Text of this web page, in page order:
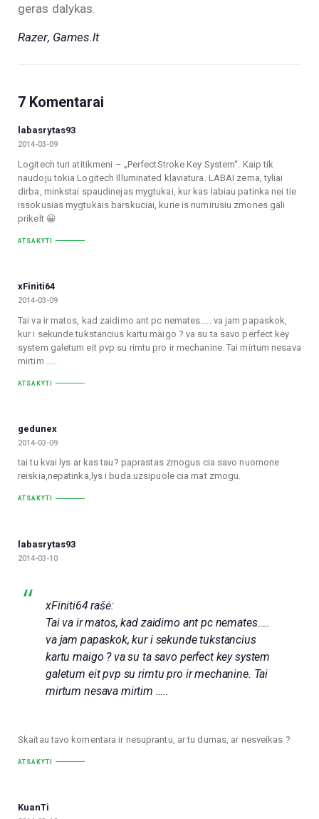
geras dalykas.
Razer, Games.lt
7 Komentarai
labasrytas93
2014-03-09
Logitech turi atitikmeni – „PerfectStroke Key System“. Kaip tik
naudoju tokia Logitech Illuminated klaviatura. LABAI zema, tyliai
dirba, minkstai spaudinejas mygtukai, kur kas labiau patinka nei tie
issokusias mygtukais barskuciai, kurie is numirusiu zmones gali
prikelt 😀
ATSAKYTI
xFiniti64
2014-03-09
Tai va ir matos, kad zaidimo ant pc nemates….. va jam papaskok,
kur i sekunde tukstancius kartu maigo ? va su ta savo perfect key
system galetum eit pvp su rimtu pro ir mechanine. Tai mirtum nesava
mirtim …..
ATSAKYTI
gedunex
2014-03-09
tai tu kvai.lys ar kas tau? paprastas zmogus cia savo nuomone
reiskia,nepatinka,lys i buda.uzsipuole cia mat zmogu.
ATSAKYTI
labasrytas93
2014-03-10
xFiniti64 rašė:
Tai va ir matos, kad zaidimo ant pc nemates…..
va jam papaskok, kur i sekunde tukstancius
kartu maigo ? va su ta savo perfect key system
galetum eit pvp su rimtu pro ir mechanine. Tai
mirtum nesava mirtim …..
Skaitau tavo komentara ir nesuprantu, ar tu durnas, ar nesveikas ?
ATSAKYTI
KuanTi